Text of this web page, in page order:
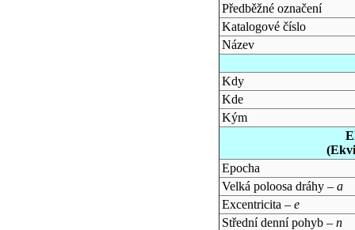
Předběžné označení
Katalogové číslo
Název
Kdy
Kde
Kým
Epocha
Velká poloosa dráhy – a
Excentricita – e
Střední denní pohyb – n